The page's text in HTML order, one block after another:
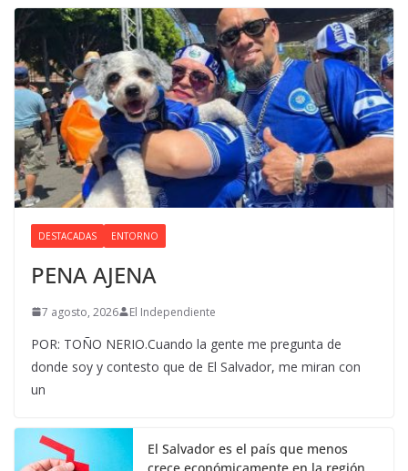
DESTACADAS ENTORNO
PENA AJENA
7 agosto, 2026 El Independiente
POR: TOÑO NERIO.Cuando la gente me pregunta de
donde soy y contesto que de El Salvador, me miran con
un
El Salvador es el país que menos